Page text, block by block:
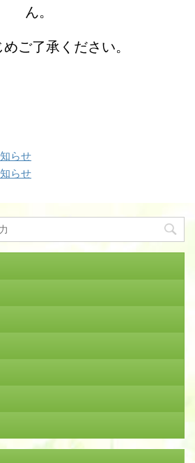
ん。
ご了承ください。
らせ
らせ